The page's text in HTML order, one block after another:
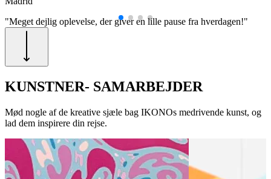
"Meget dejlig oplevelse, der giver en lille pause fra hverdagen!"
KUNSTNER- SAMARBEJDER
Mød nogle af de kreative sjæle bag IKONOs medrivende kunst, og
lad dem inspirere din rejse.